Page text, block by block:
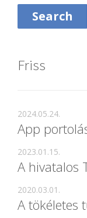
Friss
App
2024.05.24.
A hivatalos
2023.01.15.
A tökéletes
2020.03.01.